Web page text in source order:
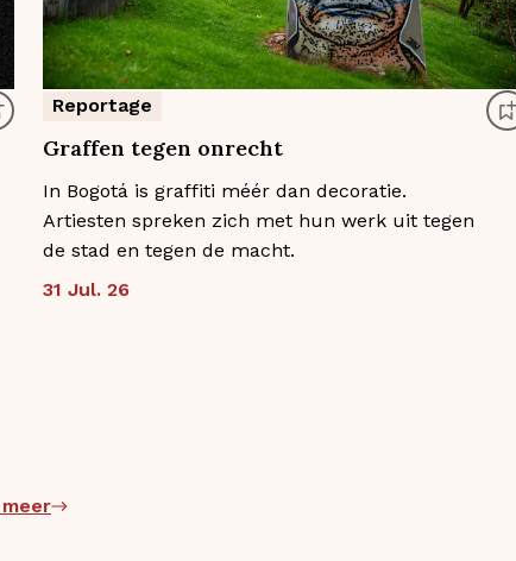
Reportage
Graffen tegen onrecht
In Bogotá is graffiti méér dan decoratie.
Artiesten spreken zich met hun werk uit tegen
de stad en tegen de macht.
31 Jul. 26